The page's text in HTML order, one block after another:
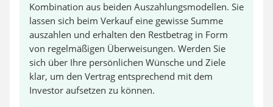
Kombination aus beiden Auszahlungsmodellen. Sie
lassen sich beim Verkauf eine gewisse Summe
auszahlen und erhalten den Restbetrag in Form
von regelmäßigen Überweisungen. Werden Sie
sich über Ihre persönlichen Wünsche und Ziele
klar, um den Vertrag entsprechend mit dem
Investor aufsetzen zu können.